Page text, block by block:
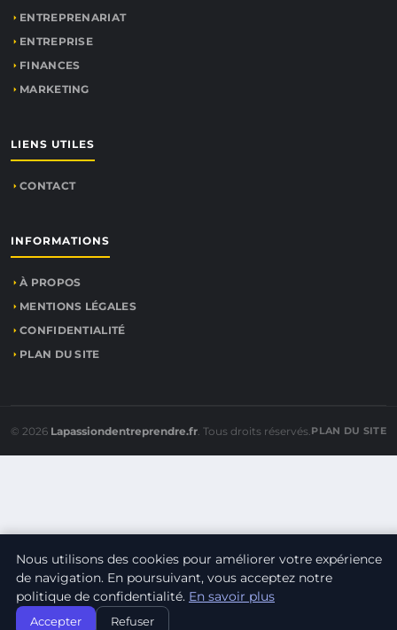
ENTREPRENARIAT
ENTREPRISE
FINANCES
MARKETING
LIENS UTILES
CONTACT
INFORMATIONS
À PROPOS
MENTIONS LÉGALES
CONFIDENTIALITÉ
PLAN DU SITE
© 2026 Lapassiondentreprendre.fr. Tous droits réservés.PLAN DU SITE
Nous utilisons des cookies pour améliorer votre expérience
de navigation. En poursuivant, vous acceptez notre
politique de confidentialité. En savoir plus
Accepter Refuser